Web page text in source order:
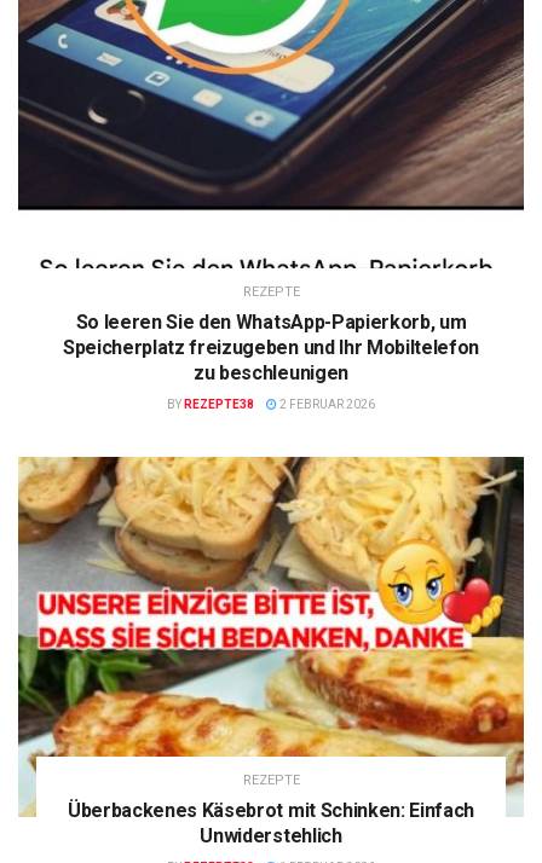
REZEPTE
So leeren Sie den WhatsApp-Papierkorb, um
Speicherplatz freizugeben und Ihr Mobiltelefon
zu beschleunigen
BY REZEPTE38 2 FEBRUAR 2026
REZEPTE
Überbackenes Käsebrot mit Schinken: Einfach
Unwiderstehlich